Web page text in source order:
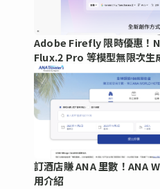
Adobe Firefly 限時優惠！
Flux.2 Pro 等模型無限次生
訂酒店賺 ANA 里數！ANA
用介紹